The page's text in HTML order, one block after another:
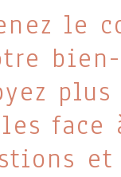
le
face
et